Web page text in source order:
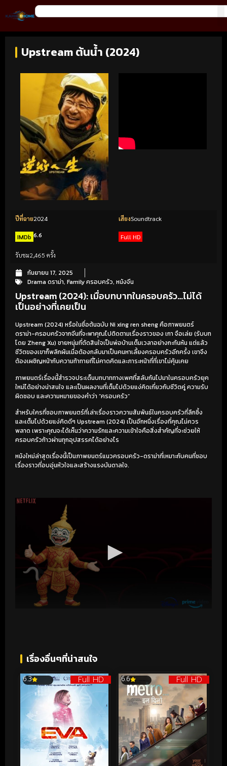
Upstream ต้นน้ำ (2024)
ปีที่ฉาย2024 เสียงSoundtrack
IMDb 6.6 Full HD
รับชม2,465 ครั้ง
กันยายน 17, 2025
Drama ดราม่า, Family ครอบครัว, หนังจีน
Upstream (2024): เมื่อบทบาทในครอบครัว…ไม่ได้
เป็นอย่างที่เคยเป็น
Upstream (2024) หรือในชื่อต้นฉบับ Ni xing ren sheng คือภาพยนตร์
ดราม่า-ครอบครัวจากจีนที่จะพาคุณไปติดตามเรื่องราวของ เกา จือเล่ย (รับบท
โดย Zheng Xu) ชายหนุ่มที่ตัดสินใจเป็นพ่อบ้านเต็มเวลาอย่างกะทันหัน แต่แล้ว
ชีวิตของเขาก็พลิกผันเมื่อต้องกลับมาเป็นคนหาเลี้ยงครอบครัวอีกครั้ง เขาจึง
ต้องเผชิญหน้ากับความท้าทายที่ไม่คาดคิดและภาระหน้าที่ที่เขาไม่คุ้นเคย
ภาพยนตร์เรื่องนี้สำรวจประเด็นบทบาททางเพศที่สลับกันไปมาในครอบครัวยุค
ใหม่ได้อย่างน่าสนใจ และเป็นผลงานที่เต็มไปด้วยแง่คิดเกี่ยวกับชีวิตคู่ ความรับ
ผิดชอบ และความหมายของคำว่า “ครอบครัว”
สำหรับใครที่ชอบภาพยนตร์ที่เล่าเรื่องราวความสัมพันธ์ในครอบครัวที่ลึกซึ้ง
และเต็มไปด้วยแง่คิดดีๆ Upstream (2024) เป็นอีกหนึ่งเรื่องที่คุณไม่ควร
พลาด เพราะคุณจะได้เห็นว่าความรักและความเข้าใจคือสิ่งสำคัญที่จะช่วยให้
ครอบครัวก้าวผ่านทุกอุปสรรคได้อย่างไร
หนังใหม่ล่าสุดเรื่องนี้เป็นภาพยนตร์แนวครอบครัว-ดราม่าที่เหมาะกับคนที่ชอบ
เรื่องราวที่อบอุ่นหัวใจและสร้างแรงบันดาลใจ.
เรื่องอื่นๆที่น่าสนใจ
Full HD
6.3 Full HD
6.6